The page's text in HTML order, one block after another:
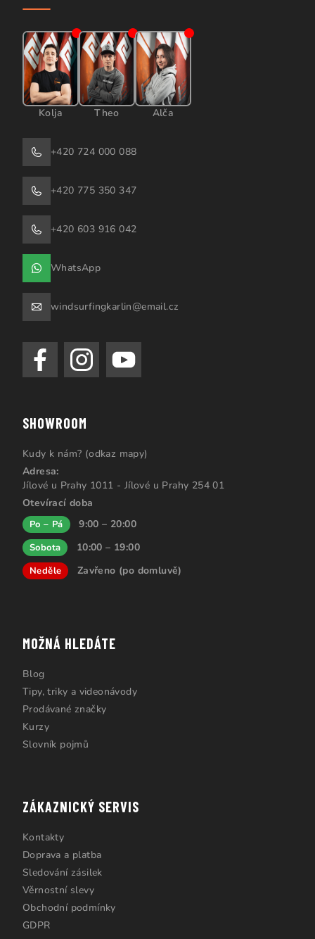
Kolja Theo Alča
+420 724 000 088
+420 775 350 347
+420 603 916 042
WhatsApp
windsurfingkarlin@email.cz
SHOWROOM
Kudy k nám? (odkaz mapy)
Adresa:
Jílové u Prahy 1011 - Jílové u Prahy 254 01
Otevírací doba
Po – Pá 9:00 – 20:00
Sobota 10:00 – 19:00
Neděle Zavřeno (po domluvě)
MOŽNÁ HLEDÁTE
Blog
Tipy, triky a videonávody
Prodávané značky
Kurzy
Slovník pojmů
ZÁKAZNICKÝ SERVIS
Kontakty
Doprava a platba
Sledování zásilek
Věrnostní slevy
Obchodní podmínky
GDPR